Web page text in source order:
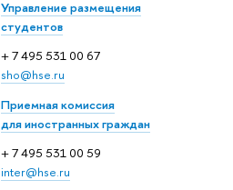
Управление размещения
студентов
+ 7 495 531 00 67
sho@hse.ru
Приемная комиссия
для иностранных граждан
+ 7 495 531 00 59
inter@hse.ru